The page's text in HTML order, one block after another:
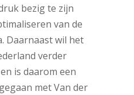
bezig te zijn
van de
Daarnaast wil het
verder
is daarom een
met Van der